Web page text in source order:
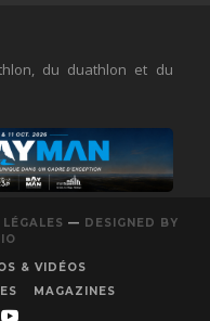
du duathlon et du
— DESIGNED BY
& VIDÉOS
MAGAZINES